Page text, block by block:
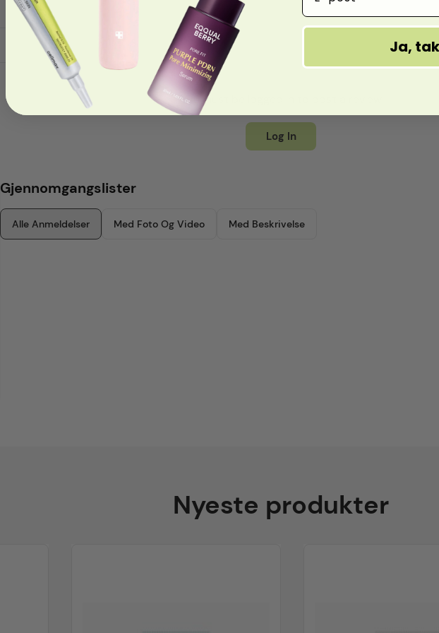
You must be logged in to post a review
Log In
Gjennomgangslister
Alle Anmeldelser Med Foto Og Video Med Beskrivelse
Nyeste produkter
Ja,